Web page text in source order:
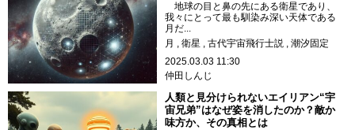
地球の目と鼻の先にある衛星であり、
我々にとって最も馴染み深い天体である
月だ...
月
衛星 古代宇宙飛行士説
潮汐固定
2025.03.03 11:30
仲田しんじ
人類と見分けられないエイリアン“宇
宙兄弟”はなぜ姿を消したのか？敵か
味方か、その真相とは